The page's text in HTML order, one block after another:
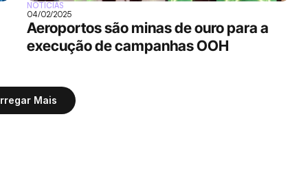
NOTÍCIAS
04/02/2025
Aeroportos são minas de ouro para a
execução de campanhas OOH
Mais